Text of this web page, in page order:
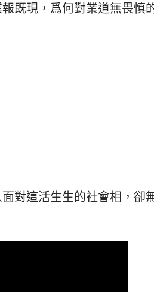
既現，爲何對業道無畏慎
對這活生生的社會相，卻